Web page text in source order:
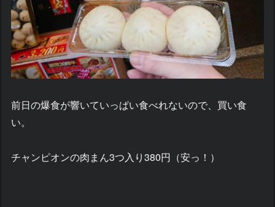
前日の爆食が響いていっぱい食べれないので、買い食
い。
チャンピオンの肉まん3つ入り380円（安っ！）